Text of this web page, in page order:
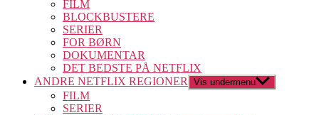
FILM
BLOCKBUSTERE
SERIER
FOR BØRN
DOKUMENTAR
DET BEDSTE PÅ NETFLIX
ANDRE NETFLIX REGIONER
Vis undermenu
FILM
SERIER